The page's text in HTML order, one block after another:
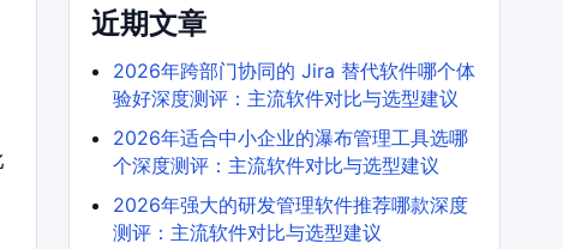
近期文章
2026年跨部门协同的 Jira 替代软件哪个体
验好深度测评：主流软件对比与选型建议
2026年适合中小企业的瀑布管理工具选哪
个深度测评：主流软件对比与选型建议
2026年强大的研发管理软件推荐哪款深度
测评：主流软件对比与选型建议